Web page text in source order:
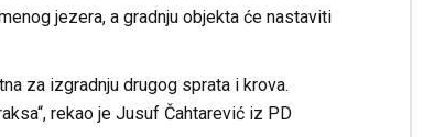
jezera, a gradnju objekta će nastaviti
za izgradnju drugog sprata i krova.
rekao je Jusuf Čahtarević iz PD